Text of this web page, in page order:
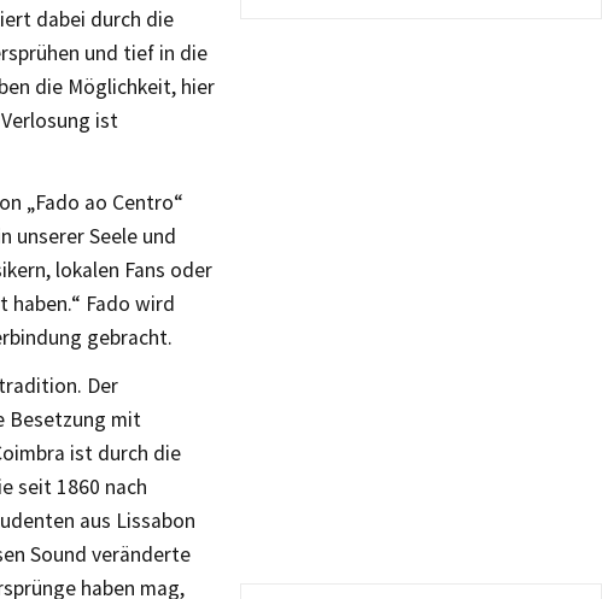
dabei durch die
und tief in die
die Möglichkeit, hier
ist
„Fado ao Centro“
unserer Seele und
lokalen Fans oder
haben.“ Fado wird
gebracht.
Der
Besetzung mit
ist durch die
seit 1860 nach
aus Lissabon
Sound veränderte
haben mag,